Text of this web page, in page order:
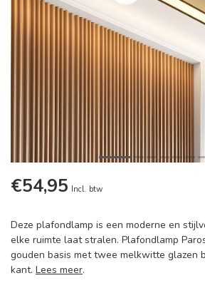
€54,95 Incl. btw
Deze plafondlamp is een moderne en
elke ruimte laat stralen. Plafondlamp
gouden basis met twee melkwitte glazen
kant. Lees meer.